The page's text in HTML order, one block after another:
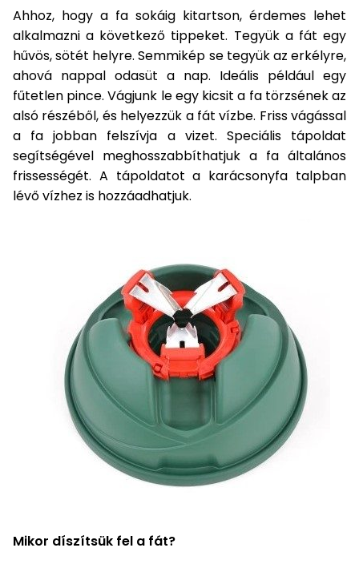
Szórókocsi,
kézi szóró
Öntözéstechnika
Szivattyú
Magasnyomású
Hómaró
Hólapát
és
kiegészítő
Növényápolási
kellékek
Permetező
melegház
Úttakarító
gépek
Ventillátorok,
légkondícionálók
Ahhoz, hogy a fa sokáig kitartson, érdemes lehet
alkalmazni a következő tippeket. Tegyük a fát egy
hűvös, sötét helyre. Semmikép se tegyük az erkélyre,
ahová nappal odasüt a nap. Ideális például egy
fűtetlen pince. Vágjunk le egy kicsit a fa törzsének az
alsó részéből, és helyezzük a fát vízbe. Friss vágással
a fa jobban felszívja a vizet. Speciális tápoldat
segítségével meghosszabbíthatjuk a fa általános
frissességét. A tápoldatot a karácsonyfa talpban
lévő vízhez is hozzáadhatjuk.
Mikor díszítsük fel a fát?